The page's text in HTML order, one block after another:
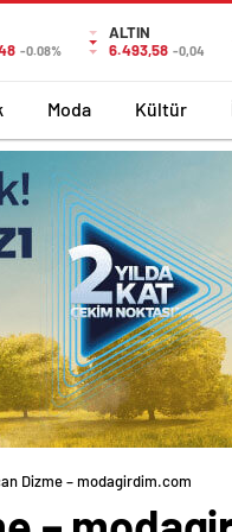
-0.08%
ALTIN
6.493,58 -0,04
Moda Kültür
Dizme – modagirdim.com